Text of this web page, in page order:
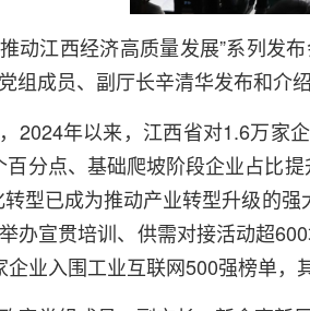
动江西经济高质量发展”系列发
组成员、副厅长辛清华发布和介
2024年以来，江西省对1.6万家
百分点、基础爬坡阶段企业占比
转型已成为推动产业转型升级的
办宣贯培训、供需对接活动超
企业入围工业互联网500强榜单